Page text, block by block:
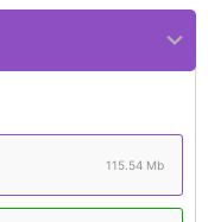
115.54 Mb